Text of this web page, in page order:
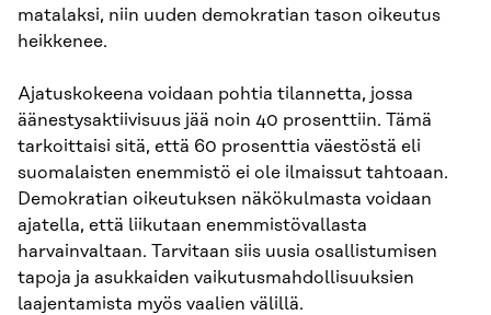
matalaksi, niin uuden demokratian tason oikeutus
heikkenee.
Ajatuskokeena voidaan pohtia tilannetta, jossa
äänestysaktiivisuus jää noin 40 prosenttiin. Tämä
tarkoittaisi sitä, että 60 prosenttia väestöstä eli
suomalaisten enemmistö ei ole ilmaissut tahtoaan.
Demokratian oikeutuksen näkökulmasta voidaan
ajatella, että liikutaan enemmistövallasta
harvainvaltaan. Tarvitaan siis uusia osallistumisen
tapoja ja asukkaiden vaikutusmahdollisuuksien
laajentamista myös vaalien välillä.